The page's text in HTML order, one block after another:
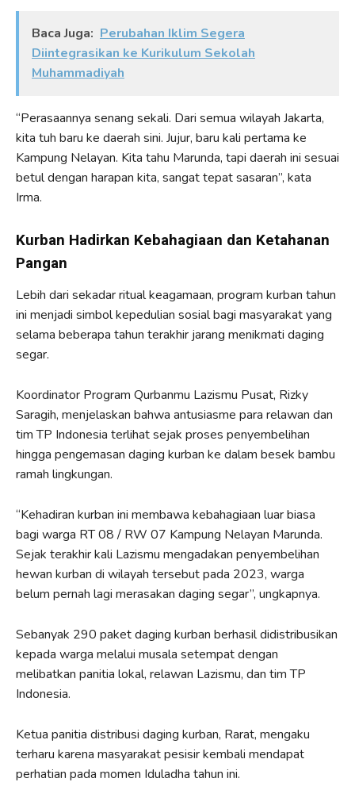
Baca Juga: Perubahan Iklim Segera
Diintegrasikan ke Kurikulum Sekolah
Muhammadiyah
“Perasaannya senang sekali. Dari semua wilayah Jakarta,
kita tuh baru ke daerah sini. Jujur, baru kali pertama ke
Kampung Nelayan. Kita tahu Marunda, tapi daerah ini sesuai
betul dengan harapan kita, sangat tepat sasaran”, kata
Irma.
Kurban Hadirkan Kebahagiaan dan Ketahanan
Pangan
Lebih dari sekadar ritual keagamaan, program kurban tahun
ini menjadi simbol kepedulian sosial bagi masyarakat yang
selama beberapa tahun terakhir jarang menikmati daging
segar.
Koordinator Program Qurbanmu Lazismu Pusat, Rizky
Saragih, menjelaskan bahwa antusiasme para relawan dan
tim TP Indonesia terlihat sejak proses penyembelihan
hingga pengemasan daging kurban ke dalam besek bambu
ramah lingkungan.
“Kehadiran kurban ini membawa kebahagiaan luar biasa
bagi warga RT 08 / RW 07 Kampung Nelayan Marunda.
Sejak terakhir kali Lazismu mengadakan penyembelihan
hewan kurban di wilayah tersebut pada 2023, warga
belum pernah lagi merasakan daging segar”, ungkapnya.
Sebanyak 290 paket daging kurban berhasil didistribusikan
kepada warga melalui musala setempat dengan
melibatkan panitia lokal, relawan Lazismu, dan tim TP
Indonesia.
Ketua panitia distribusi daging kurban, Rarat, mengaku
terharu karena masyarakat pesisir kembali mendapat
perhatian pada momen Iduladha tahun ini.